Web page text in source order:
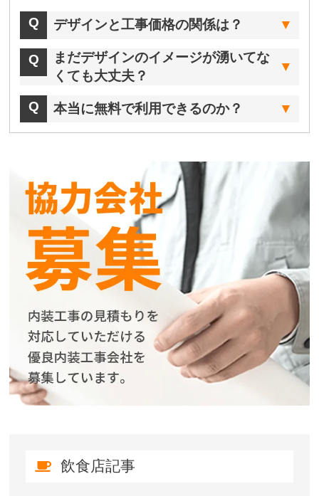
デザインと工事価格の関係は？
まだデザインのイメージが湧いてな
くても大丈夫？
本当に無料で利用できるのか？
飲食店記事